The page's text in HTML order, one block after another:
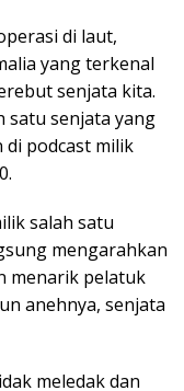
di laut,
yang terkenal
senjata kita.
satu senjata yang
di podcast milik
salah satu
mengarahkan
menarik pelatuk
anehnya, senjata
meledak dan